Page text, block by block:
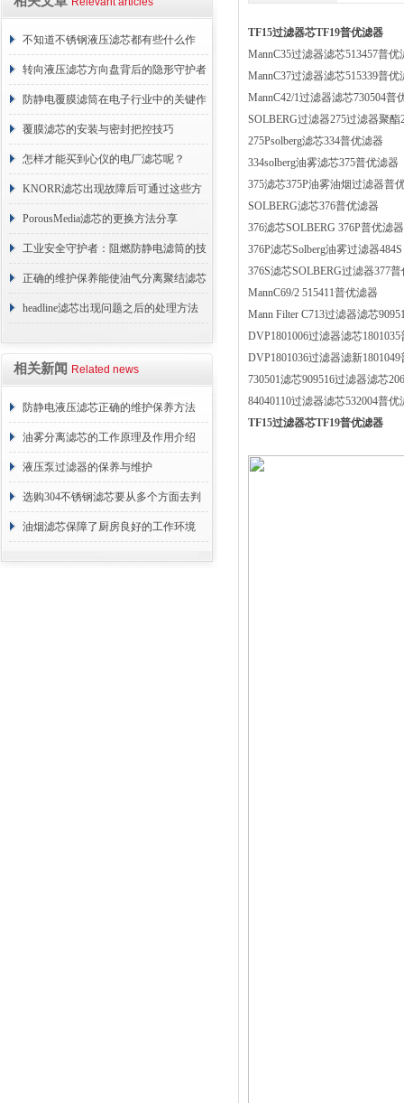
不知道不锈钢液压滤芯都有些什么作
用？进来看
转向液压滤芯方向盘背后的隐形守护者
防静电覆膜滤筒在电子行业中的关键作
用
覆膜滤芯的安装与密封把控技巧
怎样才能买到心仪的电厂滤芯呢？
KNORR滤芯出现故障后可通过这些方
法解决
PorousMedia滤芯的更换方法分享
工业安全守护者：阻燃防静电滤筒的技
术原理与应用解析
正确的维护保养能使油气分离聚结滤芯
长期稳定运行
headline滤芯出现问题之后的处理方法
相关新闻 Related news
防静电液压滤芯正确的维护保养方法
油雾分离滤芯的工作原理及作用介绍
液压泵过滤器的保养与维护
选购304不锈钢滤芯要从多个方面去判
断
油烟滤芯保障了厨房良好的工作环境
TF15过滤器芯TF19普优滤器
MannC35过滤器滤芯513457普优
MannC37过滤器滤芯515339普优
MannC42/1过滤器滤芯730504普
SOLBERG过滤器275过滤器聚酯
275Psolberg滤芯334普优滤器
334solberg油雾滤芯375普优滤器
375滤芯375P油雾油烟过滤器普
SOLBERG滤芯376普优滤器
376滤芯SOLBERG 376P普优滤器
376P滤芯Solberg油雾过滤器484S
376S滤芯SOLBERG过滤器377
MannC69/2 515411普优滤器
Mann Filter C713过滤器滤芯
DVP1801006过滤器滤芯
DVP1801036过滤器滤新
730501滤芯909516过滤器滤芯
84040110过滤器滤芯532004普
TF15过滤器芯TF19普优滤器